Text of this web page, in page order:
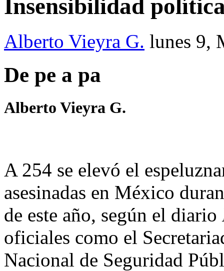
Insensibilidad
Alberto Vieyra G. lunes 9,
De pe a pa
Alberto Vieyra G.
A 254 se elevó el
asesinadas en México
de este año, según el diario
oficiales como el
Nacional de Seguridad